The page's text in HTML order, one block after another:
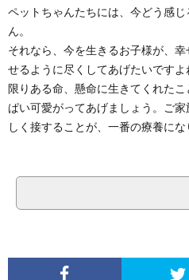
ペットちゃんたちには、今どう感
ん。
それなら、今を生きるお子様が、
せるように尽くしてあげたいですよ
限りある命、懸命に生きてくれた
ぱい可愛がってあげましょう。ご
しく接することが、一番の療養にな